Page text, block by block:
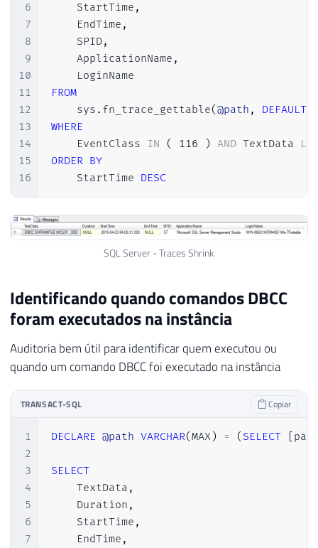
6
7
8
9
10
11
12
13
14
15
16
    StartTime
,
    EndTime
,
    SPID
,
    ApplicationName
,
FROM
    sys
. fn_trace_gettable(@path , DEFAULT)
WHERE
    EventClass
IN ( 116 ) AND TextData
ORDER BY
    StartTime
DESC
SQL Server - Traces Shrink
Identificando quando comandos DBCC
foram executados na instância
Auditoria bem útil para identificar quem executou ou
quando um comando DBCC foi executado na instância
TRANSACT-SQL Copiar
1
2
3
4
5
6
7
DECLARE @path VARCHAR(MAX) = ( SELECT [
SELECT
    TextData
,
    Duration
,
    StartTime
,
    EndTime
,